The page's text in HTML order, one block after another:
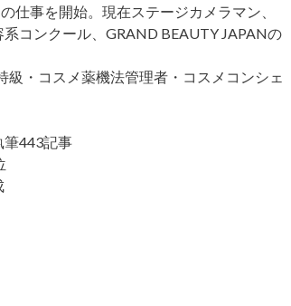
仕事を開始。現在ステージカメラマン、
コンクール、GRAND BEAUTY JAPANの
級・コスメ薬機法管理者・コスメコンシェ
筆443記事